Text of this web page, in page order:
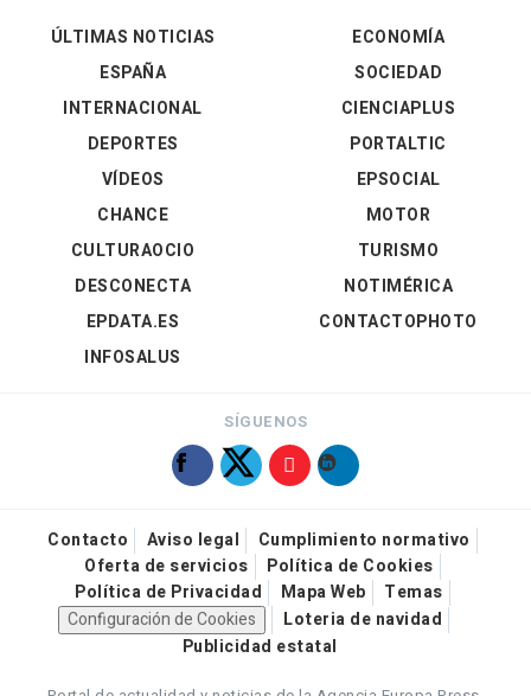
ÚLTIMAS NOTICIAS
ESPAÑA
INTERNACIONAL
DEPORTES
VÍDEOS
ECONOMÍA
SOCIEDAD
CIENCIAPLUS
PORTALTIC
EPSOCIAL
CHANCE
CULTURAOCIO
DESCONECTA
EPDATA.ES
INFOSALUS
MOTOR
TURISMO
NOTIMÉRICA
CONTACTOPHOTO
SÍGUENOS
Contacto Aviso legal
Cumplimiento normativo
Oferta de servicios
Política de Cookies
Política de Privacidad
Mapa Web
Temas
Configuración de Cookies
Loteria de navidad
Publicidad estatal